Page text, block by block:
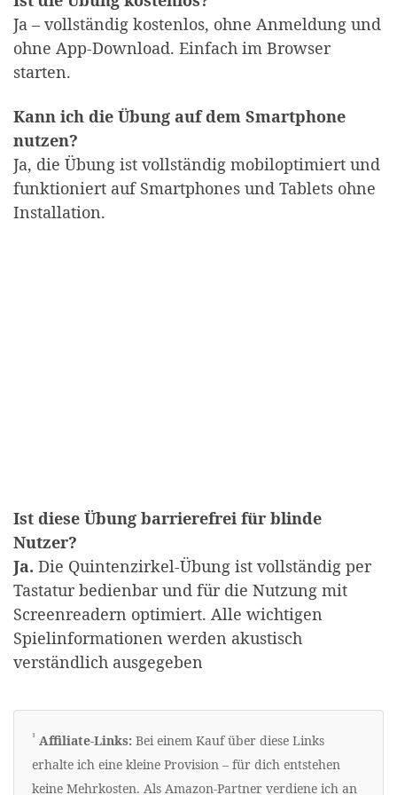
Ja – vollständig kostenlos, ohne Anmeldung und
ohne App-Download. Einfach im Browser
starten.
Kann ich die Übung auf dem Smartphone
nutzen?
Ja, die Übung ist vollständig mobiloptimiert und
funktioniert auf Smartphones und Tablets ohne
Installation.
Ist diese Übung barrierefrei für blinde
Nutzer?
Ja. Die Quintenzirkel-Übung ist vollständig per
Tastatur bedienbar und für die Nutzung mit
Screenreadern optimiert. Alle wichtigen
Spielinformationen werden akustisch
verständlich ausgegeben
Erklärung zu Werbelinks
¹ Affiliate-Links: Bei einem Kauf über diese Links
erhalte ich eine kleine Provision – für dich entstehen
keine Mehrkosten. Als Amazon-Partner verdiene ich an